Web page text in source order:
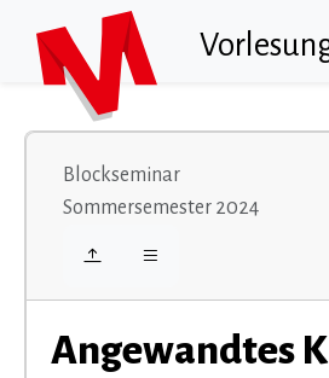
Blockseminar
Sommersemester 2024
Angewandtes